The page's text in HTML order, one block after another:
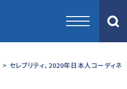
> セレブリティ、2020年日本人コーディ